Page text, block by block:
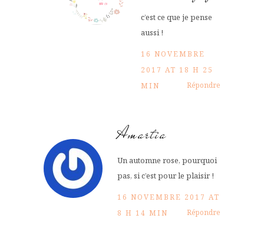
c’est ce que je pense
aussi !
16 NOVEMBRE
2017 AT 18 H 25
MIN
Répondre
Amartia
Un automne rose, pourquoi
pas, si c’est pour le plaisir !
16 NOVEMBRE 2017 AT
8 H 14 MIN
Répondre